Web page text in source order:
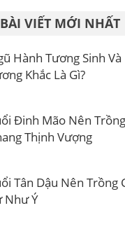
BÀI VIẾT MỚI NHẤT
Hành Tương Sinh
Khắc Là Gì?
Đinh Mão Nên
Thịnh Vượng
Tân Dậu Nên Trồng
Như Ý